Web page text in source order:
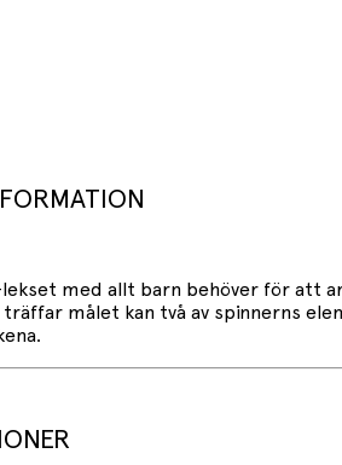
med allt barn behöver för att
målet kan två av spinnerns